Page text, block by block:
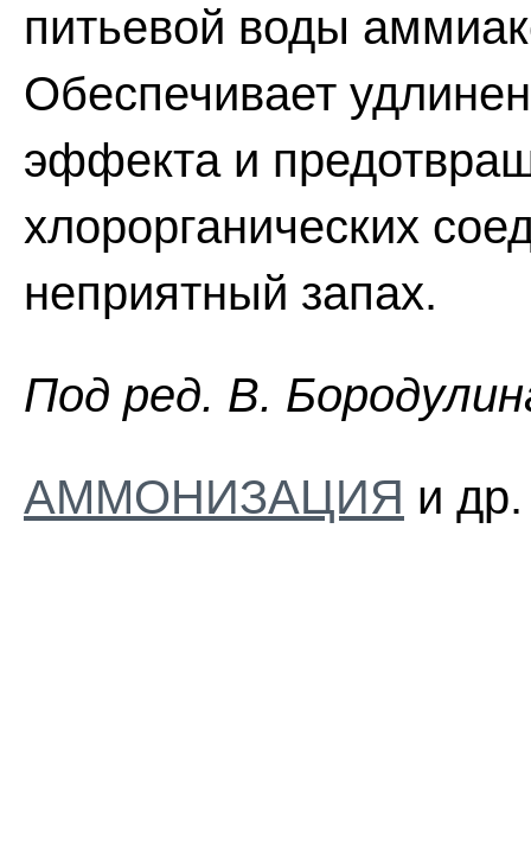
питьевой воды
Обеспечивает
эффекта и
хлорорганических
неприятный запах.
Пoд peд. B.
АММОНИЗАЦИЯ и